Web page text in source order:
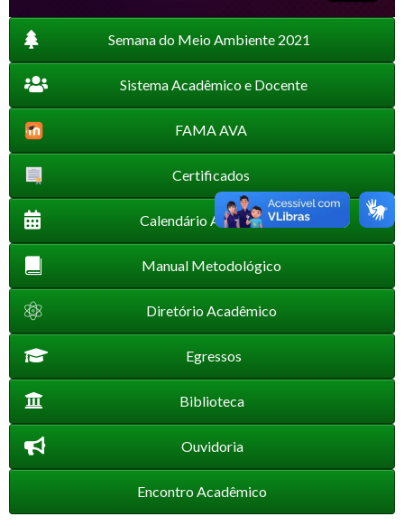
Semana do Meio Ambiente 2021
Sistema Acadêmico e Docente
FAMA AVA
Certificados
Calendário Acadêmico
Manual Metodológico
Diretório Acadêmico
Egressos
Biblioteca
Ouvidoria
Encontro Acadêmico